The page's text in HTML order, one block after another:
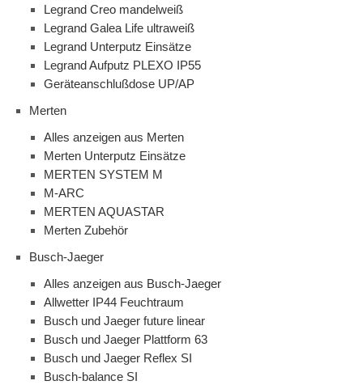
Legrand Creo mandelweiß
Legrand Galea Life ultraweiß
Legrand Unterputz Einsätze
Legrand Aufputz PLEXO IP55
Geräteanschlußdose UP/AP
Merten
Alles anzeigen aus Merten
Merten Unterputz Einsätze
MERTEN SYSTEM M
M-ARC
MERTEN AQUASTAR
Merten Zubehör
Busch-Jaeger
Alles anzeigen aus Busch-Jaeger
Allwetter IP44 Feuchtraum
Busch und Jaeger future linear
Busch und Jaeger Plattform 63
Busch und Jaeger Reflex SI
Busch-balance SI